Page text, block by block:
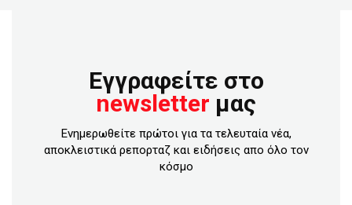
Εγγραφείτε στο
newsletter μας
Ενημερωθείτε πρώτοι για τα τελευταία νέα,
αποκλειστικά ρεπορταζ και ειδήσεις απο όλο τον
κόσμο